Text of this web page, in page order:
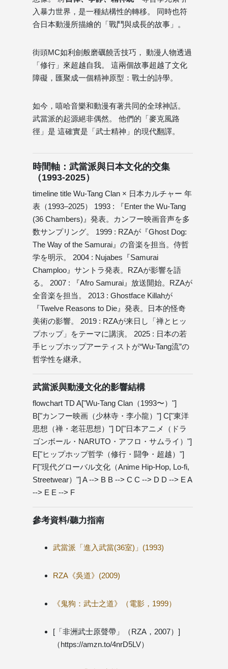
入暴力世界，是一種結構性的轉移。 同時也符
合日本動漫所描繪的「戰鬥與成長的故事」。
街頭MC如利劍般磨礪饒舌技巧， 動漫人物透過
「修行」來超越自我。 這兩個故事超越了文化
障礙，匯聚成一個精神原型：戰士的詩學。
如今，嘻哈音樂和動漫有著共同的全球神話。
武當派的起源絕非偶然。 他們的「麥克風路
徑」是 這確實是「武士精神」的現代翻譯。
時間軸：武當派與日本文化的交集
（1993-2025）
timeline title Wu-Tang Clan × 日本カルチャー 年
表（1993–2025） 1993 : 『Enter the Wu-Tang
(36 Chambers)』発表。カンフー映画音声を多
数サンプリング。 1999 : RZAが『Ghost Dog:
The Way of the Samurai』の音楽を担当。侍哲
学を明示。 2004 : Nujabes『Samurai
Champloo』サントラ発表。RZAが影響を語
る。 2007 : 『Afro Samurai』放送開始。RZAが
全音楽を担当。 2013 : Ghostface Killahが
『Twelve Reasons to Die』発表。日本的怪奇
美術の影響。 2019 : RZAが来日し「禅とヒッ
プホップ」をテーマに講演。 2025 : 日本の若
手ヒップホップアーティストが“Wu-Tang流”の
哲学性を継承。
武當派與動漫文化的影響結構
flowchart TD A["Wu-Tang Clan（1993〜）"]
B["カンフー映画（少林寺・李小龍）"] C["東洋
思想（禅・老荘思想）"] D["日本アニメ（ドラ
ゴンボール・NARUTO・アフロ・サムライ）"]
E["ヒップホップ哲学（修行・闘争・超越）"]
F["現代グローバル文化（Anime Hip-Hop, Lo-fi,
Streetwear）"] A --> B B --> C C --> D D --> E A
--> E E --> F
參考資料/聽力指南
武當派「進入武當(36室)」(1993)
RZA《吳道》(2009)
《鬼狗：武士之道》（電影，1999）
[「非洲武士原聲帶」（RZA，2007）]
（https://amzn.to/4nrD5LV）